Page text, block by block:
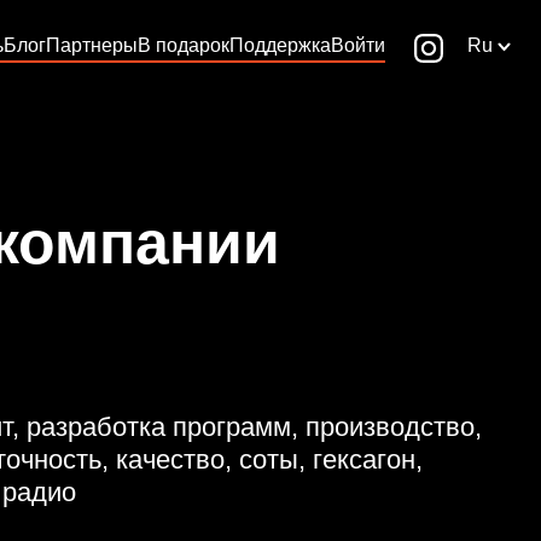
БлогПартнерыВ подарокПоддержкаВойти Ru
разработка программ, производство,
качество, соты, гексагон,